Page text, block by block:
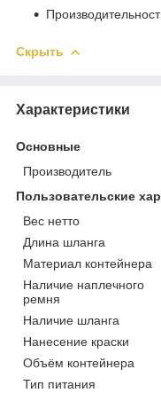
Скрыть
Характеристики
Основные
Производитель
Пользовательские
Вес нетто
Длина шланга
Материал контейнера
Наличие наплечного
ремня
Наличие шланга
Нанесение краски
Объём контейнера
Тип питания